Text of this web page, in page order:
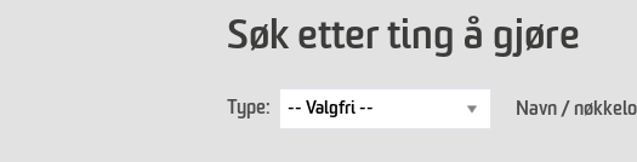
Søk etter ting å gjøre
Type: Navn /